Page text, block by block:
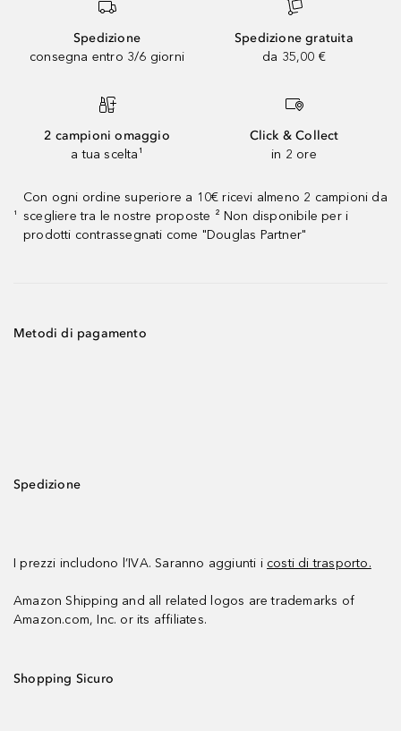
Spedizione
consegna entro 3/6 giorni
Spedizione gratuita
da 35,00 €
2 campioni omaggio
a tua scelta¹
Click & Collect
in 2 ore
¹
Con ogni ordine superiore a 10€ ricevi almeno 2 campioni da
scegliere tra le nostre proposte ² Non disponibile per i
prodotti contrassegnati come "Douglas Partner"
Metodi di pagamento
Spedizione
I prezzi includono l’IVA. Saranno aggiunti i costi di trasporto.
Amazon Shipping and all related logos are trademarks of
Amazon.com, Inc. or its affiliates.
Shopping Sicuro